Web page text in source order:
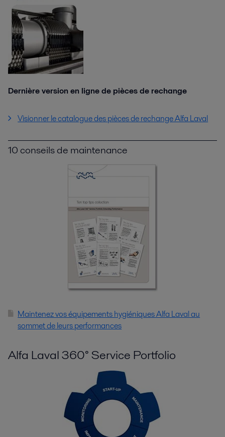
Dernière version en ligne de pièces de rechange
Visionner le catalogue des pièces de rechange Alfa Laval
10 conseils de maintenance
Maintenez vos équipements hygiéniques Alfa Laval au
sommet de leurs performances
Alfa Laval 360° Service Portfolio